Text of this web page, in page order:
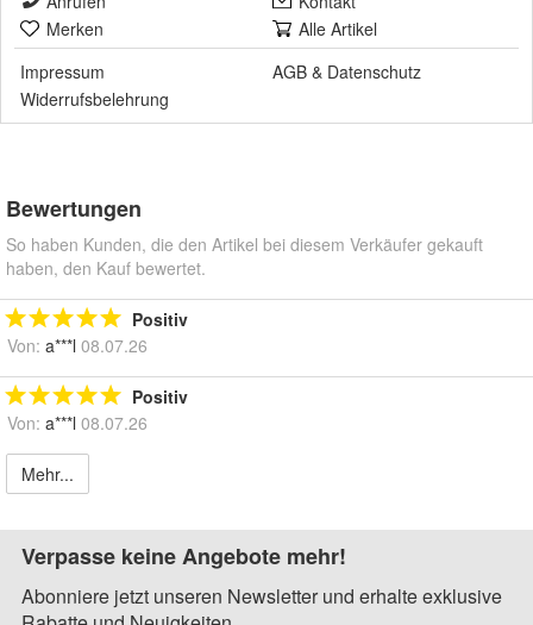
Merken
Alle Artikel
Impressum
AGB & Datenschutz
Widerrufsbelehrung
Bewertungen
So haben Kunden, die den Artikel bei diesem Verkäufer gekauft
haben, den Kauf bewertet.
Positiv
Von: a***l 08.07.26
Positiv
Von: a***l 08.07.26
Mehr...
Verpasse keine Angebote mehr!
Abonniere jetzt unseren Newsletter und erhalte exklusive